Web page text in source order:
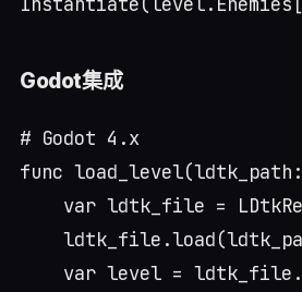
Godot集成
# Godot 4.x
func
var ldtk_file =
var level =